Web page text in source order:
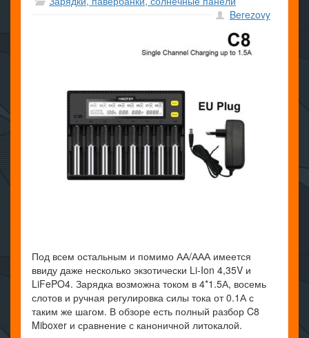
Berezovy
Под всем остальным и помимо АА/ААА имеется
ввиду даже несколько экзотически Li-Ion 4,35V и
LiFePO4. Зарядка возможна током в 4*1.5А, восемь
слотов и ручная регулировка силы тока от 0.1А с
таким же шагом. В обзоре есть полный разбор C8
Miboxer и сравнение с каноничной литокалой.